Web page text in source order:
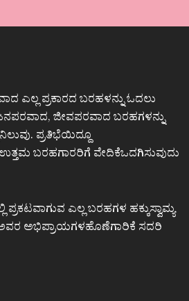
ಎಲ್ಲ ಪ್ರಕಾರದ ಬರಹಳನ್ನು ಓದಲು
ಜೀವಪರವಾದ ಬರಹಗಳನ್ನು
ಪ್ರತಿಭೆಯಿದ್ದೂ
ಬರಹಗಾರರಿಗೆ ವೇದಿಕೆಒದಗಿಸುವುದು
ಎಲ್ಲ ಬರಹಗಳ ಹಕ್ಕುಸ್ವಾಮ್ಯ
ಅಭಿಪ್ರಾಯಗಳಹೊಣೆಗಾರಿಕೆ ಸದರಿ